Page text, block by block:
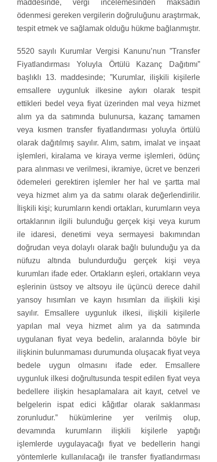
maddesinde, vergi incelemesinden maksadın
ödenmesi gereken vergilerin doğruluğunu araştırmak,
tespit etmek ve sağlamak olduğu hükme bağlanmıştır.
5520 sayılı Kurumlar Vergisi Kanunu’nun ”Transfer
Fiyatlandırması Yoluyla Örtülü Kazanç Dağıtımı”
başlıklı 13. maddesinde; ”Kurumlar, ilişkili kişilerle
emsallere uygunluk ilkesine aykırı olarak tespit
ettikleri bedel veya fiyat üzerinden mal veya hizmet
alım ya da satımında bulunursa, kazanç tamamen
veya kısmen transfer fiyatlandırması yoluyla örtülü
olarak dağıtılmış sayılır. Alım, satım, imalat ve inşaat
işlemleri, kiralama ve kiraya verme işlemleri, ödünç
para alınması ve verilmesi, ikramiye, ücret ve benzeri
ödemeleri gerektiren işlemler her hal ve şartta mal
veya hizmet alım ya da satımı olarak değerlendirilir.
İlişkili kişi; kurumların kendi ortakları, kurumların veya
ortaklarının ilgili bulunduğu gerçek kişi veya kurum
ile idaresi, denetimi veya sermayesi bakımından
doğrudan veya dolaylı olarak bağlı bulunduğu ya da
nüfuzu altında bulundurduğu gerçek kişi veya
kurumları ifade eder. Ortakların eşleri, ortakların veya
eşlerinin üstsoy ve altsoyu ile üçüncü derece dahil
yansoy hısımları ve kayın hısımları da ilişkili kişi
sayılır. Emsallere uygunluk ilkesi, ilişkili kişilerle
yapılan mal veya hizmet alım ya da satımında
uygulanan fiyat veya bedelin, aralarında böyle bir
ilişkinin bulunmaması durumunda oluşacak fiyat veya
bedele uygun olmasını ifade eder. Emsallere
uygunluk ilkesi doğrultusunda tespit edilen fiyat veya
bedellere ilişkin hesaplamalara ait kayıt, cetvel ve
belgelerin ispat edici kâğıtlar olarak saklanması
zorunludur.” hükümlerine yer verilmiş olup,
devamında kurumların ilişkili kişilerle yaptığı
işlemlerde uygulayacağı fiyat ve bedellerin hangi
yöntemlerle kullanılacağı ile transfer fiyatlandırması